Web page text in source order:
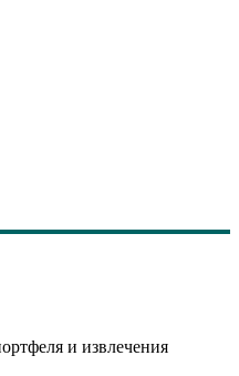
и извлечения